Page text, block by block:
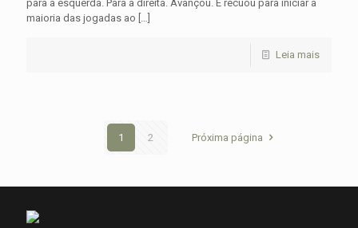
para a esquerda. Para a direita. Avançou. E recuou para iniciar a
maioria das jogadas ao […]
Leia mais
1 2 Próxima página